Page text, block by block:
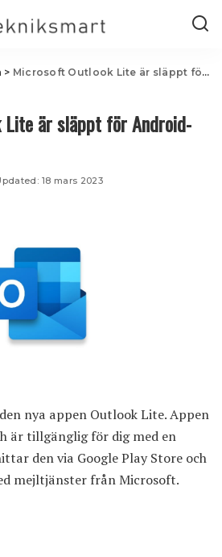
> Microsoft Outlook Lite är släppt för Android-mobiler
är släppt för Android-
18 mars 2023
nya appen Outlook Lite. Appen
är tillgänglig för dig med en
den via Google Play Store och
mejltjänster från Microsoft.